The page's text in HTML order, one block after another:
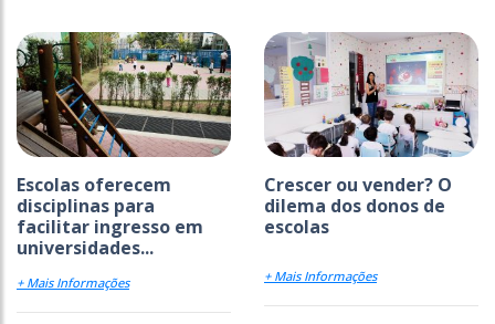
Escolas oferecem
disciplinas para
facilitar ingresso em
universidades...
+ Mais Informações
Crescer ou vender? O
dilema dos donos de
escolas
+ Mais Informações